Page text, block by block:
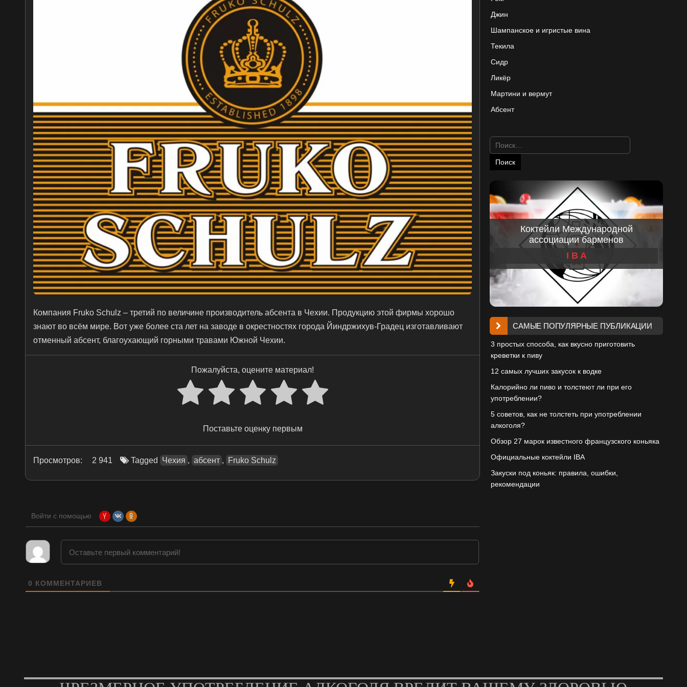
Компания Fruko Schulz – третий по величине производитель абсента в Чехии. Продукцию этой фирмы хорошо
знают во всём мире. Вот уже более ста лет на заводе в окрестностях города Йиндржихув-Градец изготавливают
отменный абсент, благоухающий горными травами Южной Чехии.
Пожалуйста, оцените материал!
Поставьте оценку первым
Просмотров: 2 941 Tagged Чехия , абсент , Fruko Schulz
Войти с помощью
0 КОММЕНТАРИЕВ
Джин
Шампанское и игристые вина
Текила
Сидр
Ликёр
Мартини и вермут
Абсент
Найти:
Коктейли Международной
ассоциации барменов
I B A
САМЫЕ ПОПУЛЯРНЫЕ ПУБЛИКАЦИИ
3 простых способа, как вкусно приготовить
креветки к пиву
12 самых лучших закусок к водке
Калорийно ли пиво и толстеют ли при его
употреблении?
5 советов, как не толстеть при употреблении
алкоголя?
Обзор 27 марок известного французского коньяка
Официальные коктейли IBA
Закуски под коньяк: правила, ошибки,
рекомендации